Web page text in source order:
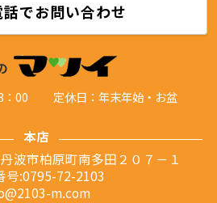
話でお問い合わせ
：00 定休日：年末年始・お盆
本店
波市柏原町南多田２０７－１
号:0795-72-2103
m.com